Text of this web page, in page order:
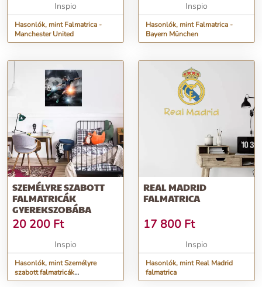
Inspio
Hasonlók, mint Falmatrica -
Manchester United
Inspio
Hasonlók, mint Falmatrica -
Bayern München
SZEMÉLYRE SZABOTT
FALMATRICÁK
GYEREKSZOBÁBA
20 200 Ft
Inspio
Hasonlók, mint Személyre
szabott falmatricák
gyerekszobába
REAL MADRID
FALMATRICA
17 800 Ft
Inspio
Hasonlók, mint Real Madrid
falmatrica